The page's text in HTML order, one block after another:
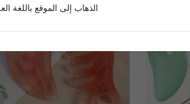
الذهاب إلى الموقع باللغة